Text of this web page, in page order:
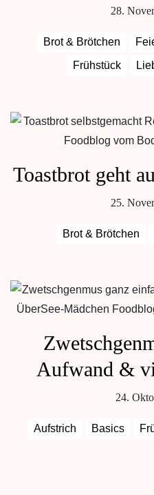
28.
Brot & Brötchen
Frühstück
Toastbrot geht
25.
Brot & Brötchen
Aufwand &
24.
Aufstrich Basics